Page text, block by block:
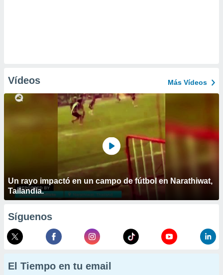
Vídeos Más Vídeos
Un rayo impactó en un campo de fútbol en Narathiwat,
Tailandia.
Síguenos
El Tiempo en tu email